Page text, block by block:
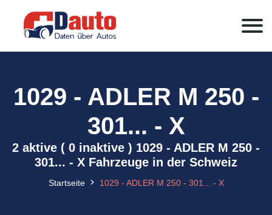
1029 - ADLER M 250 -
301... - X
2 aktive ( 0 inaktive ) 1029 - ADLER M 250 -
301... - X Fahrzeuge in der Schweiz
Startseite 1029 - ADLER M 250 - 301... - X